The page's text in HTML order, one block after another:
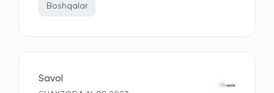
Boshqalar
Savol